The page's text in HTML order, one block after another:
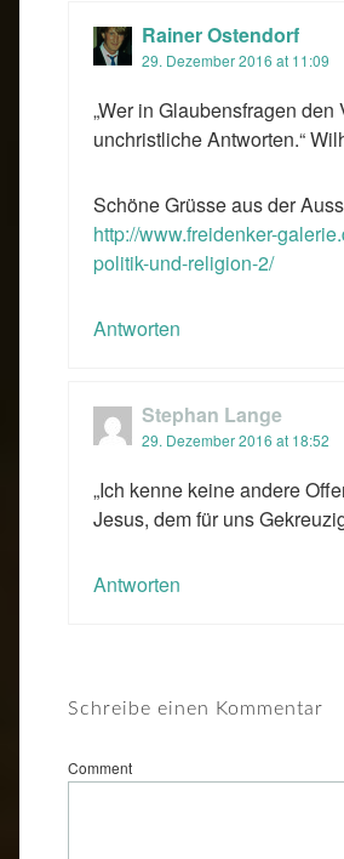
Rainer Ostendorf
29. Dezember 2016 at 11:09
„Wer in Glaubensfragen
unchristliche Antworten.“
Schöne Grüsse aus der
http://www.freidenker-
politik-und-religion-2/
Antworten
Stephan Lange
29. Dezember 2016 at 18:52
„Ich kenne keine andere
Jesus, dem für uns
Antworten
Schreibe einen Kommentar
Comment